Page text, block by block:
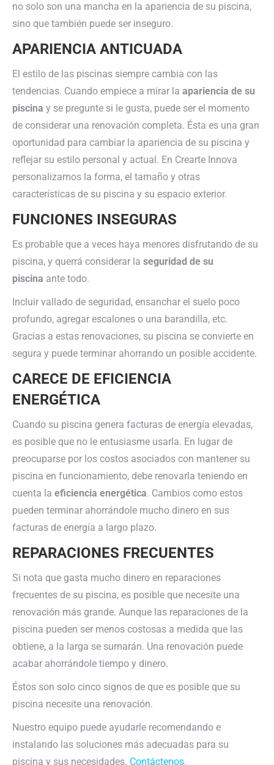
no solo son una mancha en la apariencia de su piscina,
sino que también puede ser inseguro.
APARIENCIA ANTICUADA
El estilo de las piscinas siempre cambia con las
tendencias. Cuando empiece a mirar la apariencia de su
piscina y se pregunte si le gusta, puede ser el momento
de considerar una renovación completa. Ésta es una gran
oportunidad para cambiar la apariencia de su piscina y
reflejar su estilo personal y actual. En Crearte Innova
personalizamos la forma, el tamaño y otras
características de su piscina y su espacio exterior.
FUNCIONES INSEGURAS
Es probable que a veces haya menores disfrutando de su
piscina, y querrá considerar la seguridad de su
piscina ante todo.
Incluir vallado de seguridad, ensanchar el suelo poco
profundo, agregar escalones o una barandilla, etc.
Gracias a estas renovaciones, su piscina se convierte en
segura y puede terminar ahorrando un posible accidente.
CARECE DE EFICIENCIA
ENERGÉTICA
Cuando su piscina genera facturas de energía elevadas,
es posible que no le entusiasme usarla. En lugar de
preocuparse por los costos asociados con mantener su
piscina en funcionamiento, debe renovarla teniendo en
cuenta la eficiencia energética. Cambios como estos
pueden terminar ahorrándole mucho dinero en sus
facturas de energía a largo plazo.
REPARACIONES FRECUENTES
Si nota que gasta mucho dinero en reparaciones
frecuentes de su piscina, es posible que necesite una
renovación más grande. Aunque las reparaciones de la
piscina pueden ser menos costosas a medida que las
obtiene, a la larga se sumarán. Una renovación puede
acabar ahorrándole tiempo y dinero.
Éstos son solo cinco signos de que es posible que su
piscina necesite una renovación.
Nuestro equipo puede ayudarle recomendando e
instalando las soluciones más adecuadas para su
piscina y sus necesidades. Contáctenos.